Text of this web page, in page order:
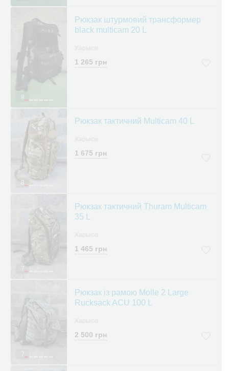
8
Рюкзак штурмовий трансформер
black multicam 20 L
1 265 грн
8
Рюкзак тактичний Multicam 40 L
1 675 грн
7
Рюкзак тактичний Thuram Multicam
35 L
1 465 грн
7
Рюкзак із рамою Molle 2 Large
Rucksack ACU 100 L
2 500 грн